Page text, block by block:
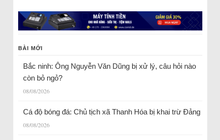
BÀI MỚI
Bắc ninh: Ông Nguyễn Văn Dũng bị xử lý, câu hỏi nào
còn bỏ ngỏ?
08/08/2026
Cá độ bóng đá: Chủ tịch xã Thanh Hóa bị khai trừ Đảng
08/08/2026